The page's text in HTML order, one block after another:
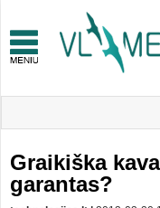
Graikiška
garantas?